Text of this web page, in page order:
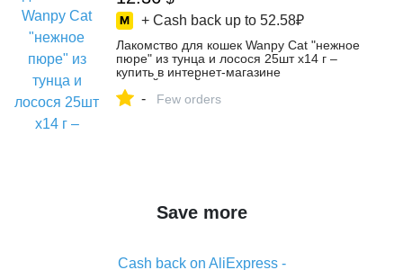
+ Cash back up to 52.58₽
Лакомство для кошек Wanpy Cat "нежное
пюре" из тунца и лосося 25шт х14 г –
купить в интернет-магазине
103106549572
- Few orders
Save more
Cash back on AliExpress -